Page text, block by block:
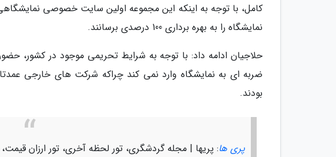
کامل، با توجه به اینکه این مجموعه اولین سایت خصوصی
نمایشگاه را به بهره برداری 100 درصدی برسانند.
حلاجیان ادامه داد: با توجه به شرایط تحریمی موجود در
ضربه ای به نمایشگاه وارد نمی کند چراکه شرکت های خارجی
بودند.
پری ها: پریها | مجله گردشگری، تور لحظه آخری، تور ارزان